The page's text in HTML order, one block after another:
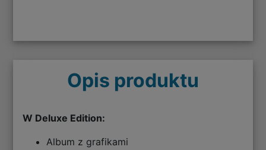
Opis produktu
W Deluxe Edition:
Album z grafikami